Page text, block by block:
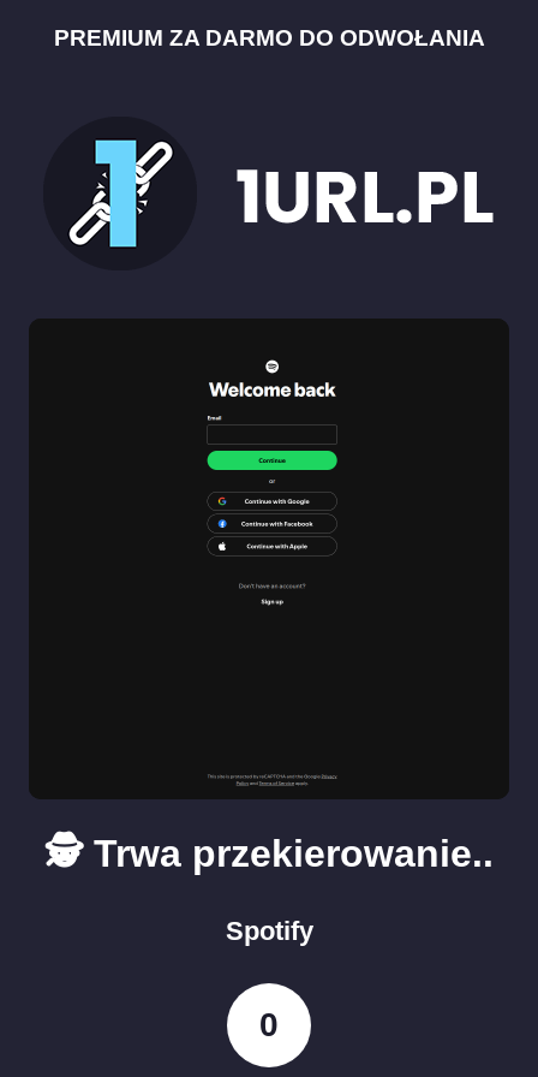
PREMIUM ZA DARMO DO ODWOŁANIA
🕵️ Trwa przekierowanie..
Spotify
0